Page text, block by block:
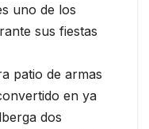
uno de los
sus fiestas
patio de armas
en ya
dos